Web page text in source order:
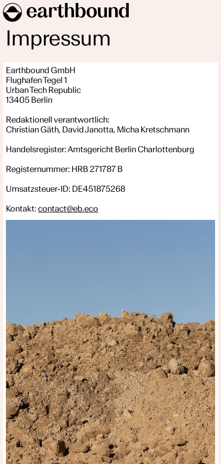
Impressum
Earthbound GmbH
Flughafen Tegel 1
Urban Tech Republic
13405 Berlin
Redaktionell verantwortlich:
Christian Gäth, David Janotta, Micha Kretschmann
Handelsregister: Amtsgericht Berlin Charlottenburg
Registernummer: HRB 271787 B
Umsatzsteuer-ID: DE451875268
Kontakt:contact@eb.eco